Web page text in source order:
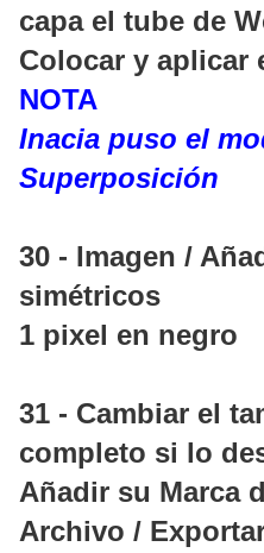
capa el tube de
Colocar y aplicar
NOTA
Inacia puso el
Superposición
30 - Imagen /
simétricos
1 pixel en negro
31 - Cambiar el
completo si lo
Añadir su Marca
Archivo /